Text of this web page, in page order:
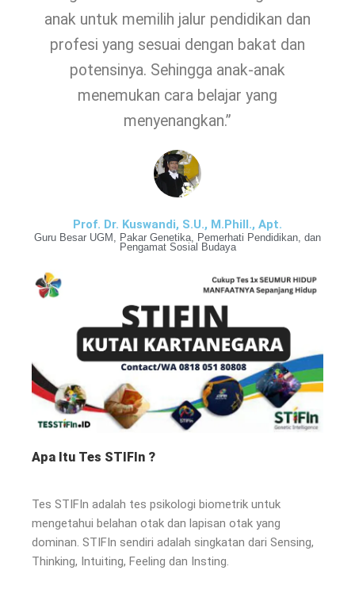
anak untuk memilih jalur pendidikan dan
profesi yang sesuai dengan bakat dan
potensinya. Sehingga anak-anak
menemukan cara belajar yang
menyenangkan.”
Prof. Dr. Kuswandi, S.U., M.Phill., Apt.
Guru Besar UGM, Pakar Genetika, Pemerhati Pendidikan, dan
Pengamat Sosial Budaya
Apa Itu Tes STIFIn ?
Tes STIFIn adalah tes psikologi biometrik untuk
mengetahui belahan otak dan lapisan otak yang
dominan. STIFIn sendiri adalah singkatan dari Sensing,
Thinking, Intuiting, Feeling dan Insting.